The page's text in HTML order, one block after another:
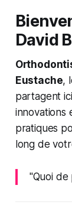
David
Eustache,
partagent
innovations
pratiques
long de
"Quoi de